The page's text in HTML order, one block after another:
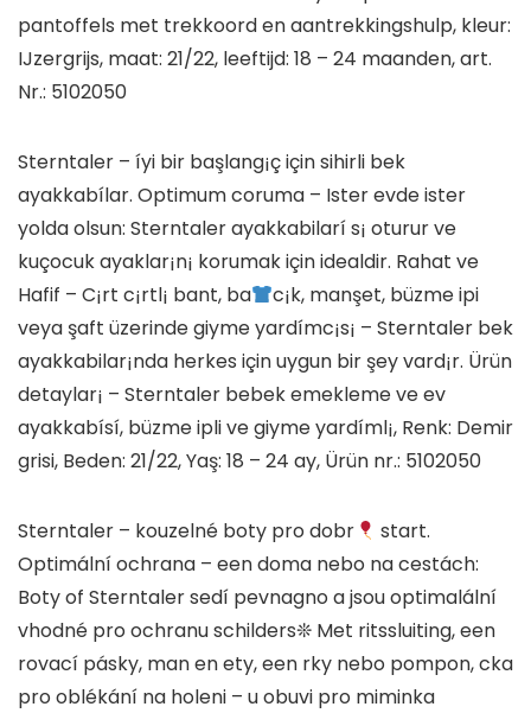
pantoffels met trekkoord en aantrekkingshulp, kleur:
IJzergrijs, maat: 21/22, leeftijd: 18 – 24 maanden, art.
Nr.: 5102050
Sterntaler – íyi bir başlang¡ç için sihirli bek
ayakkabílar. Optimum coruma – Ister evde ister
yolda olsun: Sterntaler ayakkabilarí s¡ oturur ve
kuçocuk ayaklar¡n¡ korumak için idealdir. Rahat ve
Hafif – C¡rt c¡rtl¡ bant, ba
c¡k, manşet, büzme ipi
veya şaft üzerinde giyme yardímc¡s¡ – Sterntaler bek
ayakkabilar¡nda herkes için uygun bir şey vard¡r. Ürün
detaylar¡ – Sterntaler bebek emekleme ve ev
ayakkabísí, büzme ipli ve giyme yardíml¡, Renk: Demir
grisi, Beden: 21/22, Yaş: 18 – 24 ay, Ürün nr.: 5102050
Sterntaler – kouzelné boty pro dobr
start.
Optimální ochrana – een doma nebo na cestách:
Boty of Sterntaler sedí pevnagno a jsou optimalální
vhodné pro ochranu schilders❊ Met ritssluiting, een
rovací pásky, man en ety, een rky nebo pompon, cka
pro oblékání na holeni – u obuvi pro miminka